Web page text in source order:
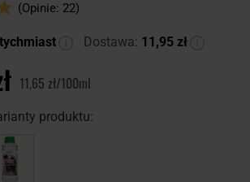
(Opinie: 22)
Dostawa: 11,95 zł
11,65 zł/100ml
produktu: